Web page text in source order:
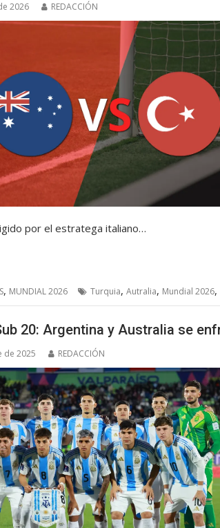
2026 REDACCIÓN
por el estratega italiano…
, MUNDIAL 2026 Turquia, Autralia, Mundial 2026,
20: Argentina y Australia se
de 2025 REDACCIÓN